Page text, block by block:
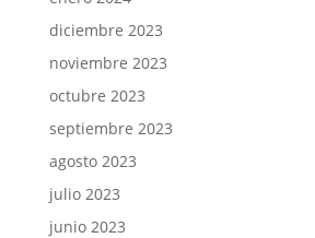
diciembre 2023
noviembre 2023
octubre 2023
septiembre 2023
agosto 2023
julio 2023
junio 2023